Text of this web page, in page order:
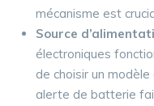
mécanisme est
Source
électroniques
de choisir un
alerte de batterie